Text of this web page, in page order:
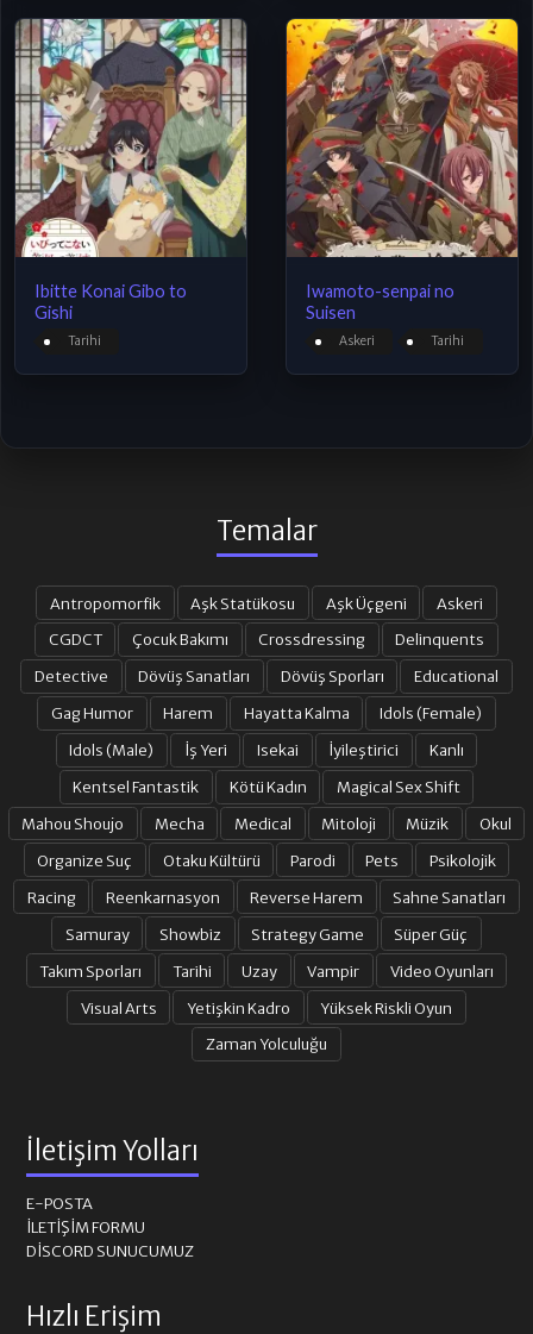
Ibitte Konai Gibo to
Gishi
Tarihi
Iwamoto-senpai no
Suisen
Askeri Tarihi
Temalar
Antropomorfik Aşk Statükosu Aşk Üçgeni
Askeri
CGDCT
Çocuk Bakımı Crossdressing
Delinquents
Detective
Dövüş Sanatları Dövüş Sporları
Educational
Gag Humor
Harem Hayatta Kalma
Idols (Female)
Idols (Male)
İş Yeri Isekai İyileştirici
Kanlı
Kentsel Fantastik
Kötü Kadın
Magical Sex Shift
Mahou Shoujo
Mecha Medical Mitoloji Müzik
Okul
Organize Suç
Otaku Kültürü Parodi Pets
Psikolojik
Racing
Reenkarnasyon Reverse Harem
Sahne Sanatları
Samuray
Showbiz Strategy Game
Süper Güç
Takım Sporları
Tarihi Uzay Vampir
Video Oyunları
Visual Arts
Yetişkin Kadro
Yüksek Riskli Oyun
Zaman Yolculuğu
İletişim Yolları
E-POSTA
İLETIŞIM FORMU
DISCORD SUNUCUMUZ
Hızlı Erişim